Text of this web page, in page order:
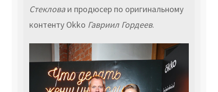
Стеклова и продюсер по оригинальному
контенту Okko Гавриил Гордеев.